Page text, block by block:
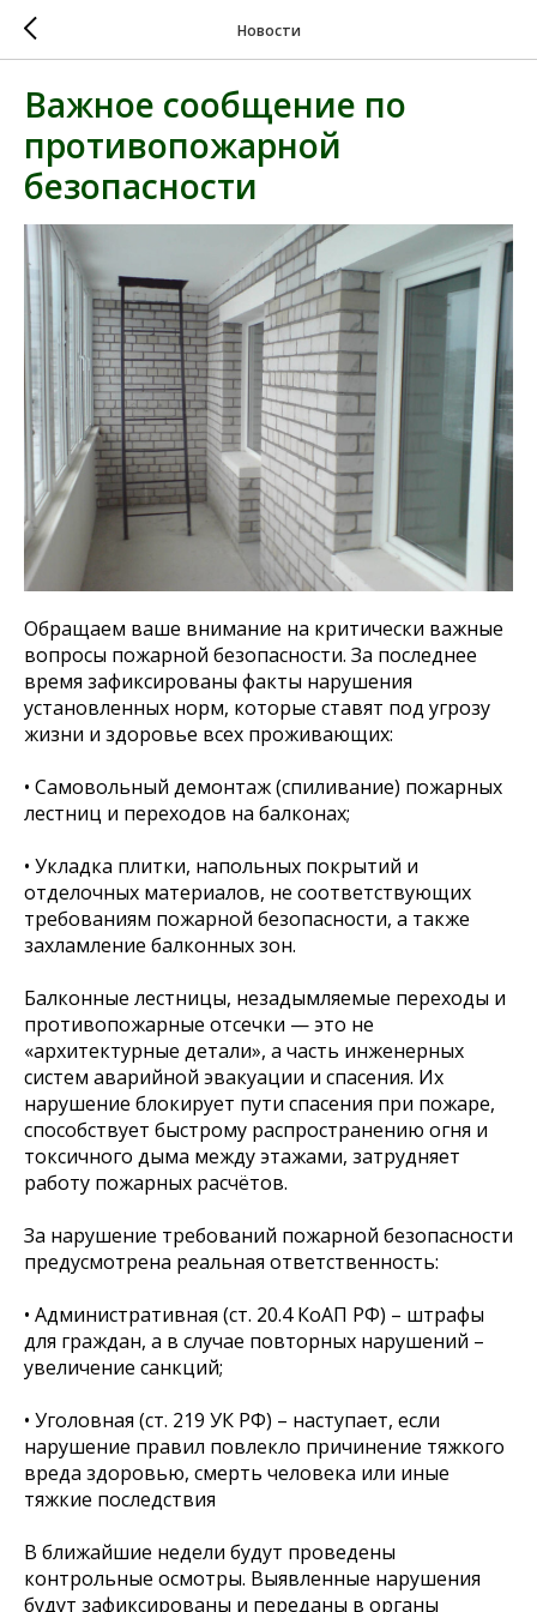
Новости
Важное сообщение по
противопожарной
безопасности
Обращаем ваше внимание на критически важные
вопросы пожарной безопасности. За последнее
время зафиксированы факты нарушения
установленных норм, которые ставят под угрозу
жизни и здоровье всех проживающих:
• Самовольный демонтаж (спиливание) пожарных
лестниц и переходов на балконах;
• Укладка плитки, напольных покрытий и
отделочных материалов, не соответствующих
требованиям пожарной безопасности, а также
захламление балконных зон.
Балконные лестницы, незадымляемые переходы и
противопожарные отсечки — это не
«архитектурные детали», а часть инженерных
систем аварийной эвакуации и спасения. Их
нарушение блокирует пути спасения при пожаре,
способствует быстрому распространению огня и
токсичного дыма между этажами, затрудняет
работу пожарных расчётов.
За нарушение требований пожарной безопасности
предусмотрена реальная ответственность:
• Административная (ст. 20.4 КоАП РФ) – штрафы
для граждан, а в случае повторных нарушений –
увеличение санкций;
• Уголовная (ст. 219 УК РФ) – наступает, если
нарушение правил повлекло причинение тяжкого
вреда здоровью, смерть человека или иные
тяжкие последствия
В ближайшие недели будут проведены
контрольные осмотры. Выявленные нарушения
будут зафиксированы и переданы в органы